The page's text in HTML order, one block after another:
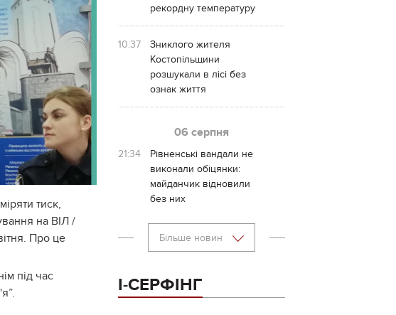
тиск,
на ВІЛ /
Про це
під час
рекордну температуру
10:37
Зниклого жителя
Костопільщини
розшукали в лісі без
ознак життя
06 серпня
21:34
Рівненські вандали не
виконали обіцянки:
майданчик відновили
без них
Більше новин
І-СЕРФІНГ